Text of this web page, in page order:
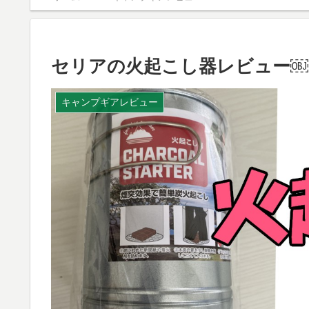
セリアの火起こし器レビュー￼
キャンプギアレビュー